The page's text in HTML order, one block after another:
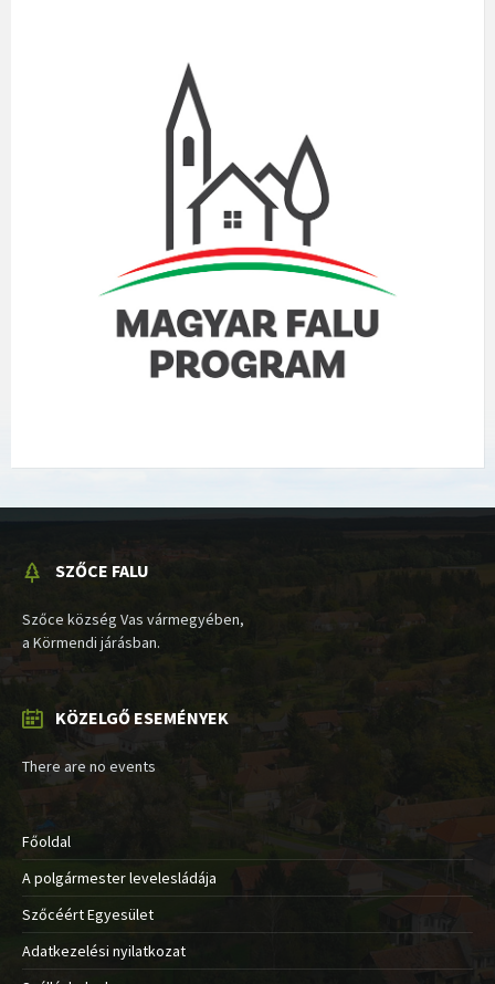
SZŐCE FALU
Szőce község Vas vármegyében,
a Körmendi járásban.
KÖZELGŐ ESEMÉNYEK
There are no events
Főoldal
A polgármester levelesládája
Szőcéért Egyesület
Adatkezelési nyilatkozat